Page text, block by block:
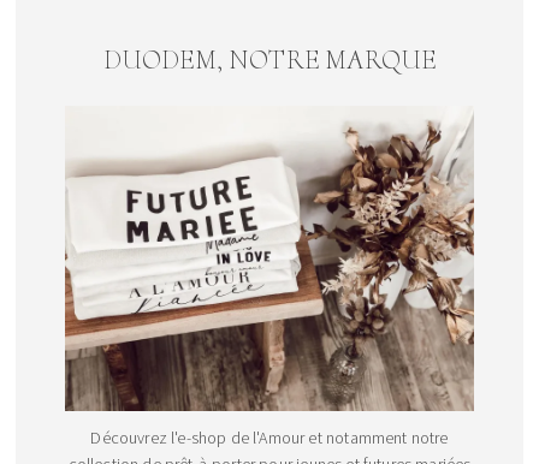
DUODEM, NOTRE MARQUE
Découvrez l'e-shop de l'Amour et notamment notre